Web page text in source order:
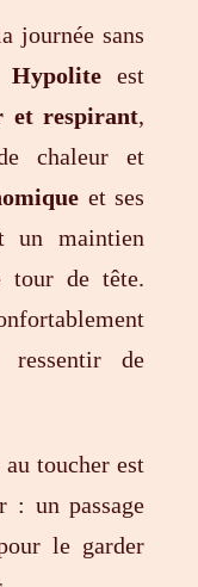
journée sans
Hypolite est
et respirant,
chaleur et
et ses
un maintien
tour de tête.
ressentir de
toucher est
: un passage
le garder